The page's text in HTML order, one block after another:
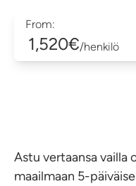
From:
1,520€/henkilö
Astu vertaansa vailla
maailmaan 5-